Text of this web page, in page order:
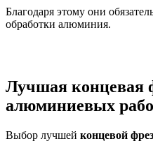
Благодаря этому они
обработки алюминия.
Лучшая концевая
алюминиевых
Выбор лучшей концевой